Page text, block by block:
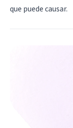
que puede causar.